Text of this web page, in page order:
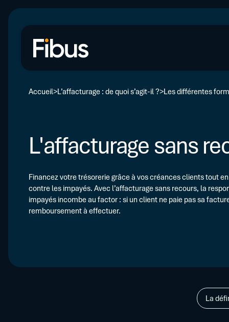
Accueil L’affacturage : de quoi s’agit-il ? Les différentes
L'affacturage sans
Financez votre trésorerie grâce à vos créances clients tout
contre les impayés. Avec l’affacturage sans recours, la
impayés incombe au factor : si un client ne paie pas sa
remboursement à effectuer.
La